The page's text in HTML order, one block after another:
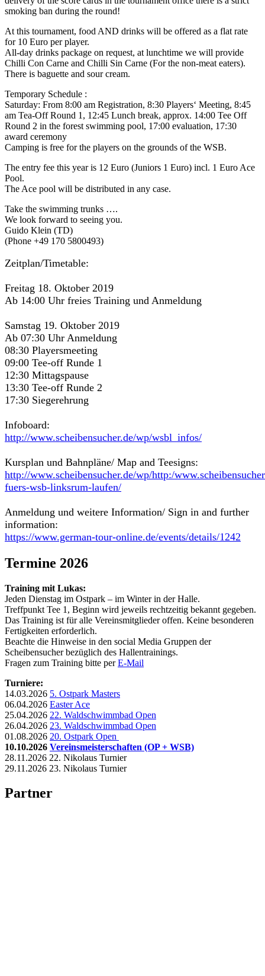
smoking ban during the round!
At this tournament, food AND drinks will be offered as a flat rate
for 10 Euro per player.
All-day drinks package on request, at lunchtime we will provide
Chilli Con Carne and Chilli Sin Carne (For the non-meat eaters).
There is baguette and sour cream.
Temporary Schedule :
Saturday: From 8:00 am Registration, 8:30 Players‘ Meeting, 8:45
am Tea-Off Round 1, 12:45 Lunch break, approx. 14:00 Tee Off
Round 2 in the forest swimming pool, 17:00 evaluation, 17:30
award ceremony
Camping is free for the players on the grounds of the WSB.
The entry fee this year is 12 Euro (Juniors 1 Euro) incl. 1 Euro Ace
Pool.
The Ace pool will be distributed in any case.
Take the swimming trunks ….
We look forward to seeing you.
Guido Klein (TD)
(Phone +49 170 5800493)
Zeitplan/Timetable:
Freitag 18. Oktober 2019
Ab 14:00 Uhr freies Training und Anmeldung
Samstag 19. Oktober 2019
Ab 07:30 Uhr Anmeldung
08:30 Playersmeeting
09:00 Tee-off Runde 1
12:30 Mittagspause
13:30 Tee-off Runde 2
17:30 Siegerehrung
Infoboard:
http://www.scheibensucher.de/wp/wsbl_infos/
Kursplan und Bahnpläne/ Map and Teesigns:
http://www.scheibensucher.de/wp/http:/
fuers-wsb-linksrum-laufen/
Anmeldung und weitere Information/ Sign in and further
information:
https://www.german-tour-online.de/events/details/1242
Termine 2026
Training mit Lukas:
Jeden Dienstag im Ostpark – im Winter in der Halle.
Treffpunkt Tee 1, Beginn wird jeweils rechtzeitig bekannt gegeben.
Das Training ist für alle Vereinsmitglieder offen. Keine besonderen
Fertigkeiten erforderlich.
Beachte die Hinweise in den social Media Gruppen der
Scheibensucher bezüglich des Hallentrainings.
Fragen zum Training bitte perE-Mail
Turniere:
14.03.2026 5. Ostpark Masters
06.04.2026 Easter Ace
25.04.2026 22. Waldschwimmbad Open
26.04.2026 23. Waldschwimmbad Open
01.08.2026 20. Ostpark Open
10.10.2026 Vereinsmeisterschaften (OP + WSB)
28.11.2026 22. Nikolaus Turnier
29.11.2026 23. Nikolaus Turnier
Partner